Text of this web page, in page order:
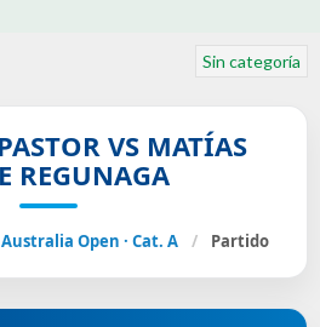
Sin categoría
VS MATÍAS
REGUNAGA
Australia Open · Cat. A / Partido